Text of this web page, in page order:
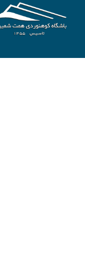
content